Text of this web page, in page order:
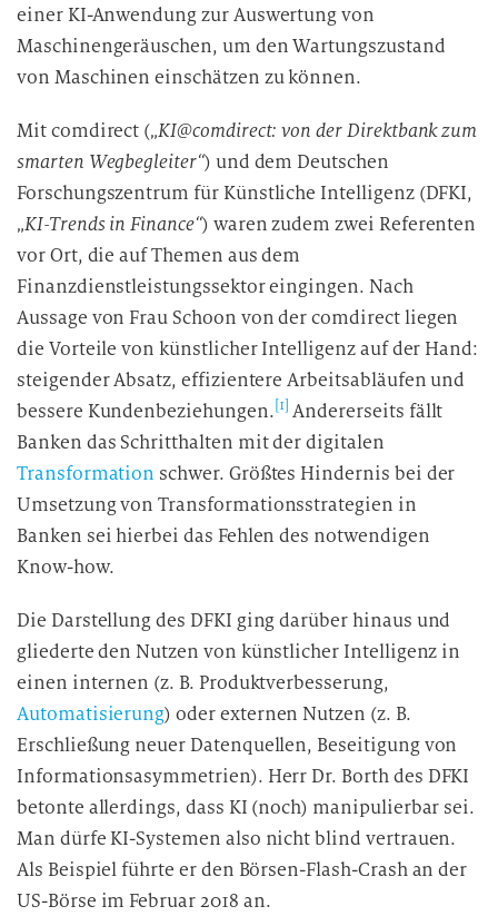
e
D
a
e
n
a
r
b
e
i
t
u
g
einer KI-Anwendung zur Auswertung von
Maschinengeräuschen, um den Wartungszustand
von Maschinen einschätzen zu können.
Mit comdirect („KI@comdirect: von der Direktbank zum
smarten Wegbegleiter“) und dem Deutschen
Forschungszentrum für Künstliche Intelligenz (DFKI,
„KI-Trends in Finance“) waren zudem zwei Referenten
vor Ort, die auf Themen aus dem
Finanzdienstleistungssektor eingingen. Nach
Aussage von Frau Schoon von der comdirect liegen
die Vorteile von künstlicher Intelligenz auf der Hand:
steigender Absatz, effizientere Arbeitsabläufen und
bessere Kundenbeziehungen. [1] Andererseits fällt
Banken das Schritthalten mit der digitalen
Transformation schwer. Größtes Hindernis bei der
Umsetzung von Transformationsstrategien in
Banken sei hierbei das Fehlen des notwendigen
Know-how.
Die Darstellung des DFKI ging darüber hinaus und
gliederte den Nutzen von künstlicher Intelligenz in
einen internen (z. B. Produktverbesserung,
Automatisierung) oder externen Nutzen (z. B.
Erschließung neuer Datenquellen, Beseitigung von
Informationsasymmetrien). Herr Dr. Borth des DFKI
betonte allerdings, dass KI (noch) manipulierbar sei.
Man dürfe KI-Systemen also nicht blind vertrauen.
Als Beispiel führte er den Börsen-Flash-Crash an der
US-Börse im Februar 2018 an.